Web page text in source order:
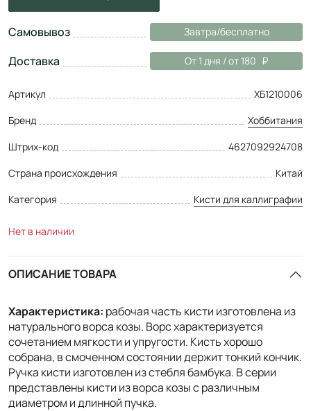
Самовывоз Завтра/бесплатно
Доставка От 1 дня / от 180
Артикул
ХБ1210006
Бренд
Хоббитания
Штрих-код
4627092924708
Страна происхождения
Китай
Категория
Кисти для каллиграфии
Нет в наличии
ОПИСАНИЕ ТОВАРА
Характеристика: рабочая часть кисти изготовлена из
натурального ворса козы. Ворс характеризуется
сочетанием мягкости и упругости. Кисть хорошо
собрана, в смоченном состоянии держит тонкий кончик.
Ручка кисти изготовлен из стебля бамбука. В серии
представлены кисти из ворса козы с различным
диаметром и длинной пучка.